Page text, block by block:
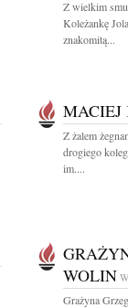
Z wielkim
Koleżankę
znakomitą...
Z żalem
drogiego
im....
WOLIN
Grażyna